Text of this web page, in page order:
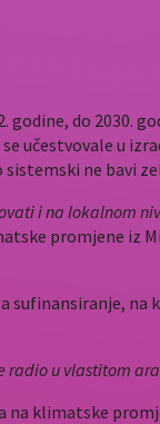
godine, do 2030.
u
ne bavi
i na lokalnom
promjene iz
sufinansiranje,
radio u vlastitom
klimatske